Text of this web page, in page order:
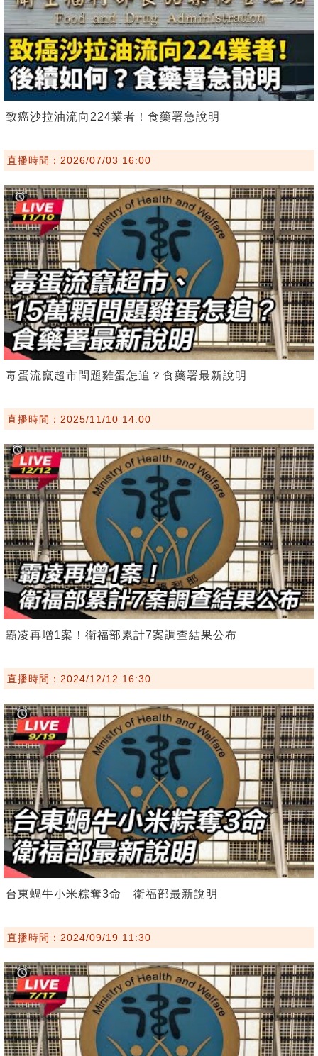
致癌沙拉油流向224業者！食藥署急說明
直播時間：2026/07/03 16:00
毒蛋流竄超市問題雞蛋怎追？食藥署最新說明
直播時間：2025/11/10 14:00
霸凌再增1案！衛福部累計7案調查結果公布
直播時間：2024/12/12 16:30
台東蝸牛小米粽奪3命 衛福部最新說明
直播時間：2024/09/19 11:30